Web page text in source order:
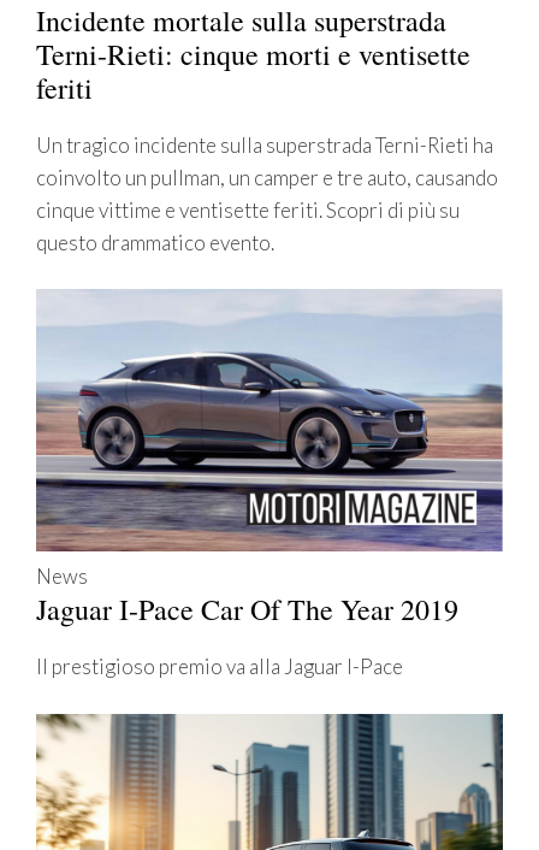
Incidente mortale sulla superstrada
Terni-Rieti: cinque morti e ventisette
feriti
Un tragico incidente sulla superstrada Terni-Rieti ha
coinvolto un pullman, un camper e tre auto, causando
cinque vittime e ventisette feriti. Scopri di più su
questo drammatico evento.
News
Jaguar I-Pace Car Of The Year 2019
Il prestigioso premio va alla Jaguar I-Pace